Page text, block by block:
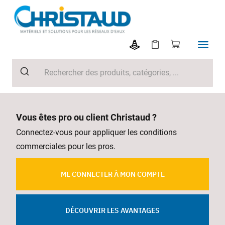
Vous êtes pro ou client Christaud ?
Connectez-vous pour appliquer les conditions
commerciales pour les pros.
ME CONNECTER À MON COMPTE
DÉCOUVRIR LES AVANTAGES